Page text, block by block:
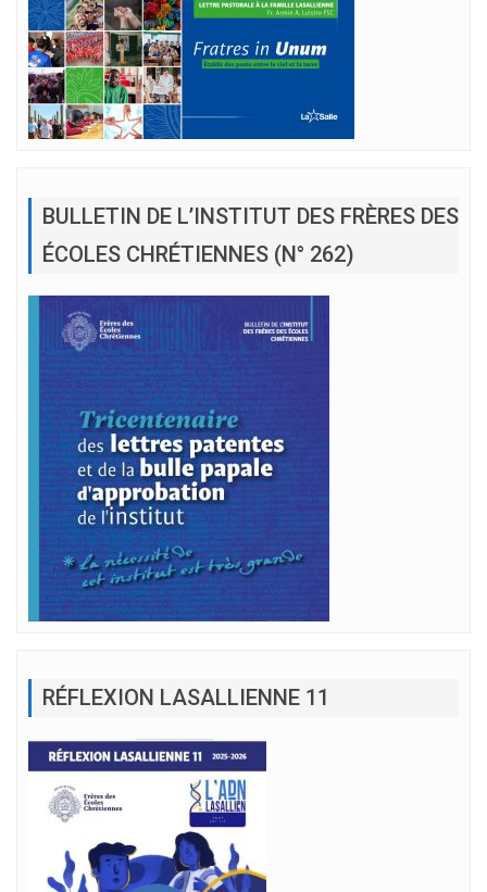
BULLETIN DE L’INSTITUT DES FRÈRES DES
ÉCOLES CHRÉTIENNES (N° 262)
RÉFLEXION LASALLIENNE 11